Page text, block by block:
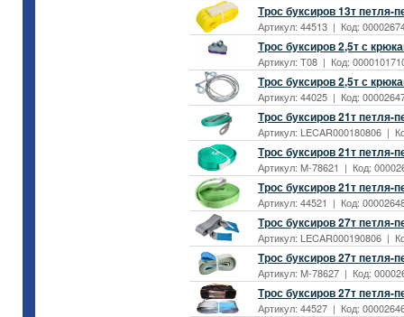
Трос буксиров 13т петля-
Артикул: 44513 | Код:
Трос буксиров 2,5т с
Артикул: T08 | Код:
Трос буксиров 2,5т с
Артикул: 44025 | Код:
Трос буксиров 21т
Артикул: LECAR000180806 |
Трос буксиров 21т петля-
Артикул: M-78621 | Код:
Трос буксиров 21т петля-
Артикул: 44521 | Код:
Трос буксиров 27т
Артикул: LECAR000190806 |
Трос буксиров 27т петля-
Артикул: M-78627 | Код:
Трос буксиров 27т петля-
Артикул: 44527 | Код: